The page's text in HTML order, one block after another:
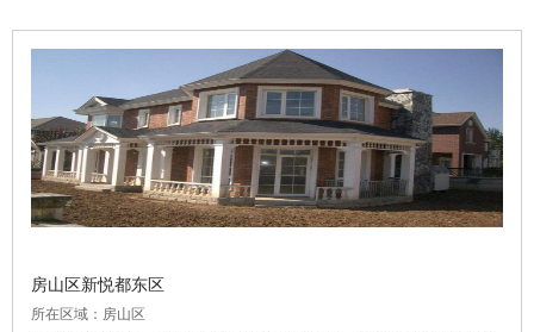
房山区新悦都东区
所在区域：房山区